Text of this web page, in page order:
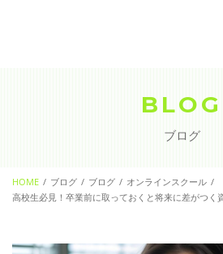
BLOG
ブログ
HOME ブログ ブログ
オンラインスクール
高校生必見！卒業前に取っておくと将来に差がつく